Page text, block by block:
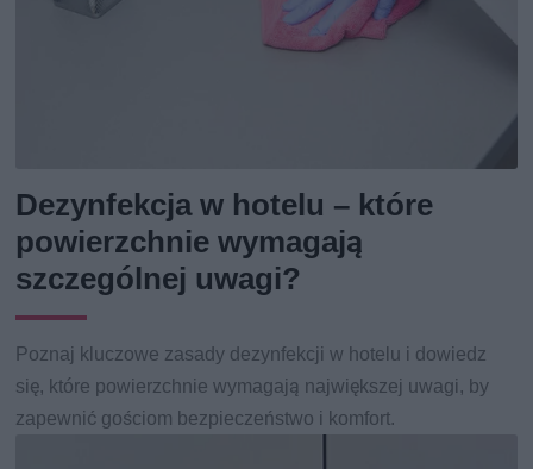
Dezynfekcja w hotelu – które
powierzchnie wymagają
szczególnej uwagi?
Poznaj kluczowe zasady dezynfekcji w hotelu i dowiedz
się, które powierzchnie wymagają największej uwagi, by
zapewnić gościom bezpieczeństwo i komfort.